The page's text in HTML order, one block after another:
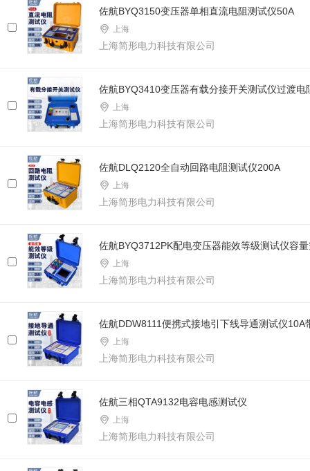
佐航BYQ3150变压器单相直流电阻测试仪50A
上海
上海简形电力科技有限公司
佐航BYQ3410变压器有载分接开关测试仪过渡电
上海
上海简形电力科技有限公司
佐航DLQ2120全自动回路电阻测试仪200A
上海
上海简形电力科技有限公司
佐航BYQ3712PK配电变压器能效等级测试仪容
上海
上海简形电力科技有限公司
佐航DDW8111便携式接地引下线导通测试仪10A
上海
上海简形电力科技有限公司
佐航三相QTA9132电容电感测试仪
上海
上海简形电力科技有限公司